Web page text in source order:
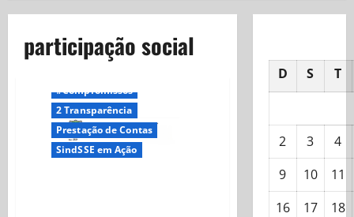
participação social
#Compromissos
2 Transparência
Prestação de Contas
SindSSE em Ação
D S T
2 3
4
9
10
11
16
17
18